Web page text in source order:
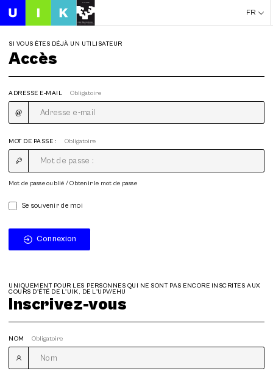
FR
SI VOUS ÊTES DÉJÀ UN UTILISATEUR
Accès
ADRESSE E-MAIL Obligatoire
MOT DE PASSE : Obligatoire
Mot de passe oublié / Obtenir le mot de passe
Se souvenir de moi
Connexion
UNIQUEMENT POUR LES PERSONNES QUI NE SONT PAS ENCORE INSCRITES AUX
COURS D'ÉTÉ DE L'UIK, DE L'UPV/EHU
Inscrivez-vous
NOM Obligatoire